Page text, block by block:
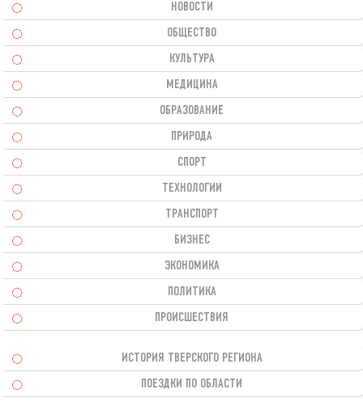
НОВОСТИ
ОБЩЕСТВО
КУЛЬТУРА
МЕДИЦИНА
ОБРАЗОВАНИЕ
ПРИРОДА
СПОРТ
ТЕХНОЛОГИИ
ТРАНСПОРТ
БИЗНЕС
ЭКОНОМИКА
ПОЛИТИКА
ПРОИСШЕСТВИЯ
ИСТОРИЯ ТВЕРСКОГО РЕГИОНА
ПОЕЗДКИ ПО ОБЛАСТИ